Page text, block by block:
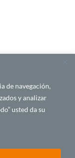
de navegación,
y analizar
usted da su